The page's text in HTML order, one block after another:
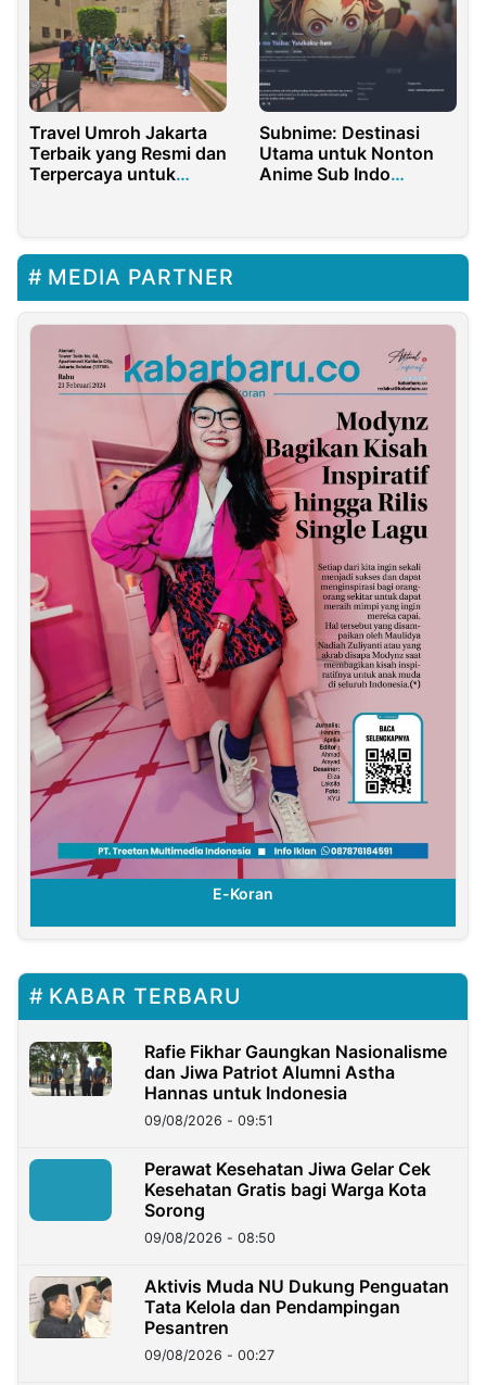
Travel Umroh Jakarta
Terbaik yang Resmi dan
Terpercaya untuk
Subnime: Destinasi
Utama untuk Nonton
Anime Sub Indo
MEDIA PARTNER
E-Koran
KABAR TERBARU
Rafie Fikhar Gaungkan Nasionalisme
dan Jiwa Patriot Alumni Astha
Hannas untuk Indonesia
09/08/2026 - 09:51
Perawat Kesehatan Jiwa Gelar Cek
Kesehatan Gratis bagi Warga Kota
Sorong
09/08/2026 - 08:50
Aktivis Muda NU Dukung Penguatan
Tata Kelola dan Pendampingan
Pesantren
09/08/2026 - 00:27